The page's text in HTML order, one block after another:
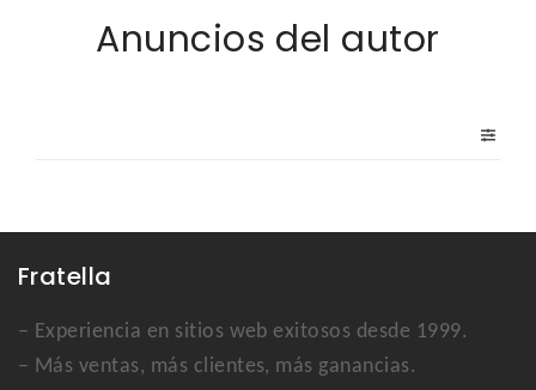
Anuncios del autor
Fratella
– Experiencia en sitios web exitosos desde 1999.
– Más ventas, más clientes, más ganancias.